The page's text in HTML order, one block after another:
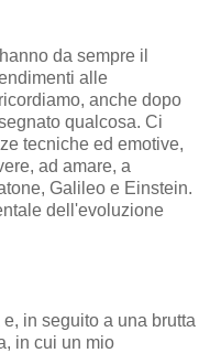
da sempre il
alle
anche dopo
qualcosa. Ci
tecniche ed emotive,
ad amare, a
Galileo e Einstein.
dell'evoluzione
in seguito a una brutta
in cui un mio